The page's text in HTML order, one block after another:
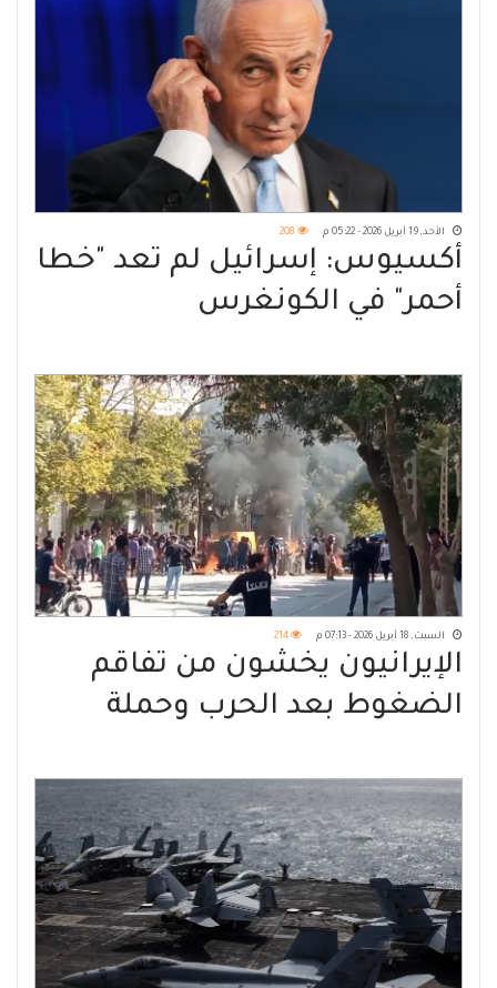
الأحد, 19 أبريل 2026 - 05:22 م 208
أكسيوس: إسرائيل لم تعد "خطا
أحمر" في الكونغرس
السبت, 18 أبريل 2026 - 07:13 م 214
الإيرانيون يخشون من تفاقم
الضغوط بعد الحرب وحملة